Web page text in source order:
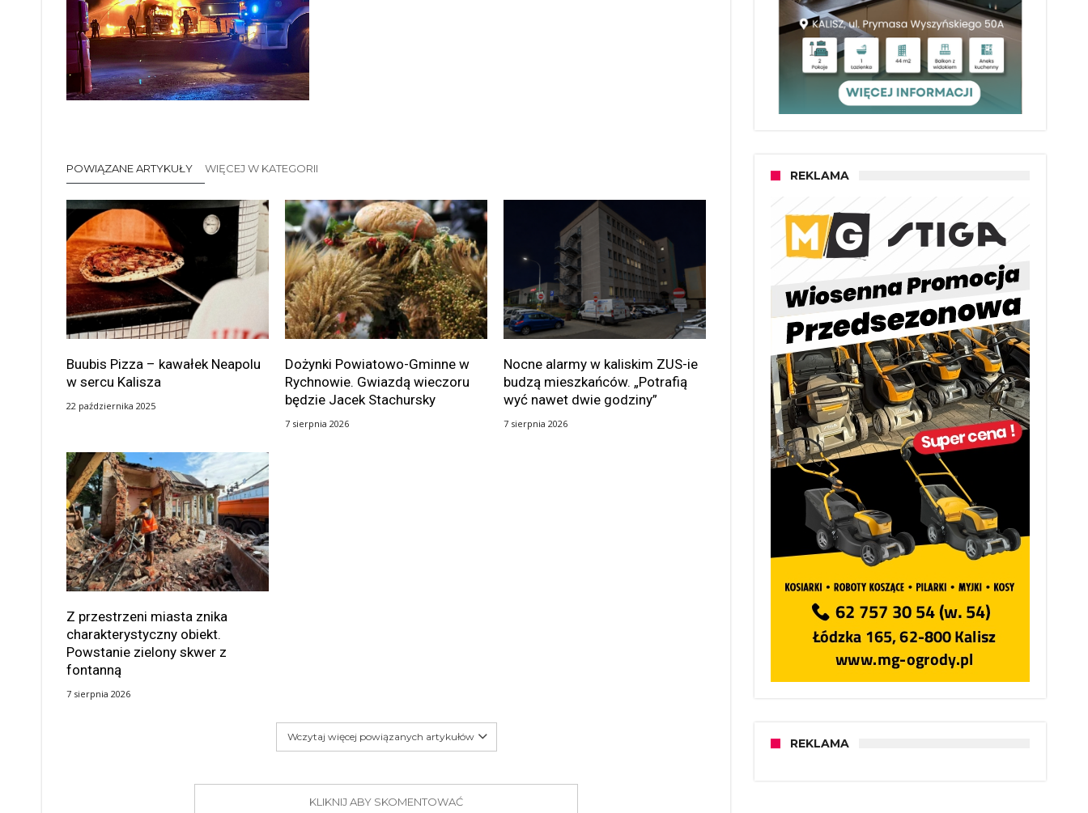
POWIĄZANE ARTYKUŁY WIĘCEJ W KATEGORII
Buubis Pizza – kawałek Neapolu
w sercu Kalisza
22 października 2025
Dożynki Powiatowo-Gminne w
Rychnowie. Gwiazdą wieczoru
będzie Jacek Stachursky
7 sierpnia 2026
Nocne alarmy w kaliskim ZUS-ie
budzą mieszkańców. „Potrafią
wyć nawet dwie godziny”
7 sierpnia 2026
Z przestrzeni miasta znika
charakterystyczny obiekt.
Powstanie zielony skwer z
fontanną
7 sierpnia 2026
Wczytaj więcej powiązanych artykułów
KLIKNIJ ABY SKOMENTOWAĆ
REKLAMA
REKLAMA